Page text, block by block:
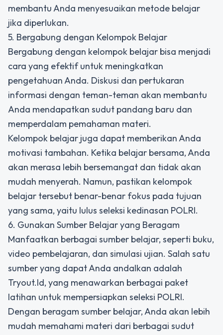
membantu Anda menyesuaikan metode belajar
jika diperlukan.
5. Bergabung dengan Kelompok Belajar
Bergabung dengan kelompok belajar bisa menjadi
cara yang efektif untuk meningkatkan
pengetahuan Anda. Diskusi dan pertukaran
informasi dengan teman-teman akan membantu
Anda mendapatkan sudut pandang baru dan
memperdalam pemahaman materi.
Kelompok belajar juga dapat memberikan Anda
motivasi tambahan. Ketika belajar bersama, Anda
akan merasa lebih bersemangat dan tidak akan
mudah menyerah. Namun, pastikan kelompok
belajar tersebut benar-benar fokus pada tujuan
yang sama, yaitu lulus seleksi kedinasan POLRI.
6. Gunakan Sumber Belajar yang Beragam
Manfaatkan berbagai sumber belajar, seperti buku,
video pembelajaran, dan simulasi ujian. Salah satu
sumber yang dapat Anda andalkan adalah
Tryout.Id, yang menawarkan berbagai paket
latihan untuk mempersiapkan seleksi POLRI.
Dengan beragam sumber belajar, Anda akan lebih
mudah memahami materi dari berbagai sudut